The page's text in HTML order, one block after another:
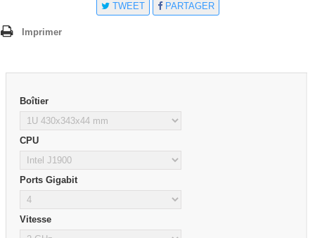
TWEET PARTAGER
Imprimer
Boîtier
CPU
Ports Gigabit
Vitesse